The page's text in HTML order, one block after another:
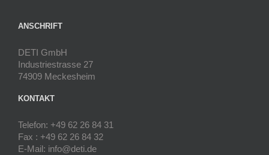
ANSCHRIFT
DETI GmbH
Industriestrasse 27
74909 Meckesheim
KONTAKT
Telefon: +49 62 26 84 31
Fax : +49 62 26 84 32
E-Mail: info@deti.de